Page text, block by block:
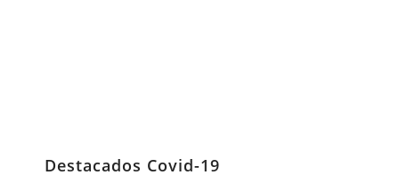
Destacados Covid-19